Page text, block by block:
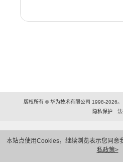
本站点使用Cookies，继续浏览表示您同意
私政策>
版权所有 © 华为技术有限公司 1998-2026
隐私保护